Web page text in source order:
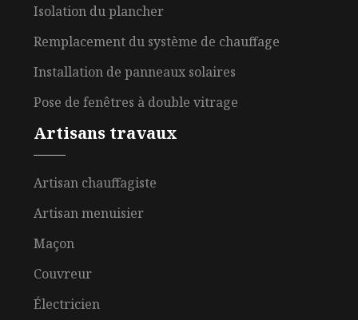
Isolation du plancher
Remplacement du système de chauffage
Installation de panneaux solaires
Pose de fenêtres à double vitrage
Artisans travaux
Artisan chauffagiste
Artisan menuisier
Maçon
Couvreur
Électricien